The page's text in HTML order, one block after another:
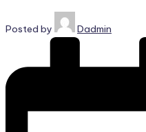
Posted by Dadmin